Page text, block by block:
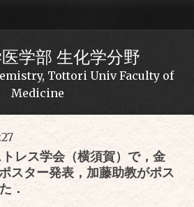
学部 生化学分野
Tottori Univ Faculty of
Medicine
レス学会（横須賀）で，金
スター発表，加藤助教がポス
．